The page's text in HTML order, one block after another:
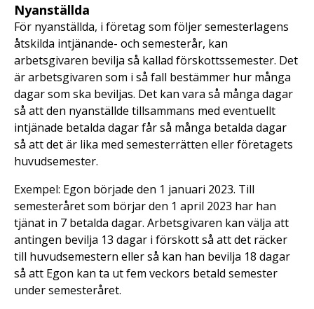
Nyanställda
För nyanställda, i företag som följer semesterlagens
åtskilda intjänande- och semesterår, kan
arbetsgivaren bevilja så kallad förskottssemester. Det
är arbetsgivaren som i så fall bestämmer hur många
dagar som ska beviljas. Det kan vara så många dagar
så att den nyanställde tillsammans med eventuellt
intjänade betalda dagar får så många betalda dagar
så att det är lika med semesterrätten eller företagets
huvudsemester.
Exempel: Egon började den 1 januari 2023. Till
semesteråret som börjar den 1 april 2023 har han
tjänat in 7 betalda dagar. Arbetsgivaren kan välja att
antingen bevilja 13 dagar i förskott så att det räcker
till huvudsemestern eller så kan han bevilja 18 dagar
så att Egon kan ta ut fem veckors betald semester
under semesteråret.